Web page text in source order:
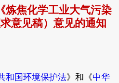
炼焦化学工业大气污染
意见稿）意见的通知
和国环境保护法》和《中华